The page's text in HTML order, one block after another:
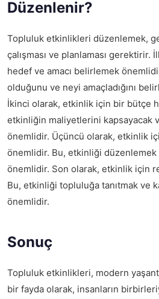
Düzenlenir?
Topluluk etkinlikleri düzenlemek,
çalışması ve planlaması
hedef ve amacı belirlemek
olduğunu ve neyi amaçladığını
İkinci olarak, etkinlik için bir bütçe
etkinliğin maliyetlerini kapsayacak
önemlidir. Üçüncü olarak, etkinlik
önemlidir. Bu, etkinliği
önemlidir. Son olarak, etkinlik için
Bu, etkinliği topluluğa tanıtmak ve
önemlidir.
Sonuç
Topluluk etkinlikleri, modern
bir fayda olarak, insanların